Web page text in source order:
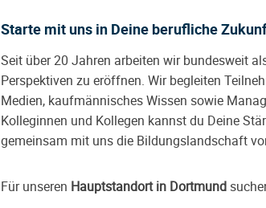
Starte mit uns in Deine berufliche
Seit über 20 Jahren arbeiten wir bundesweit
Perspektiven zu eröffnen. Wir begleiten
Medien, kaufmännisches Wissen sowie
Kolleginnen und Kollegen kannst du Deine
gemeinsam mit uns die Bildungslandschaft
Für unseren Hauptstandort in Dortmund